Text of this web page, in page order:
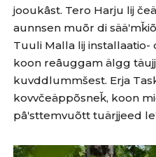
jooukâst. Tero Harju lij
aunnsen muõr di
Tuuli Malla lij installaatio-
koon reâuggam älgg
kuvddlummšest. Erja
kovvčeäppõsneǩ, koon
pâʹsttemvuõtt tuärjjeed